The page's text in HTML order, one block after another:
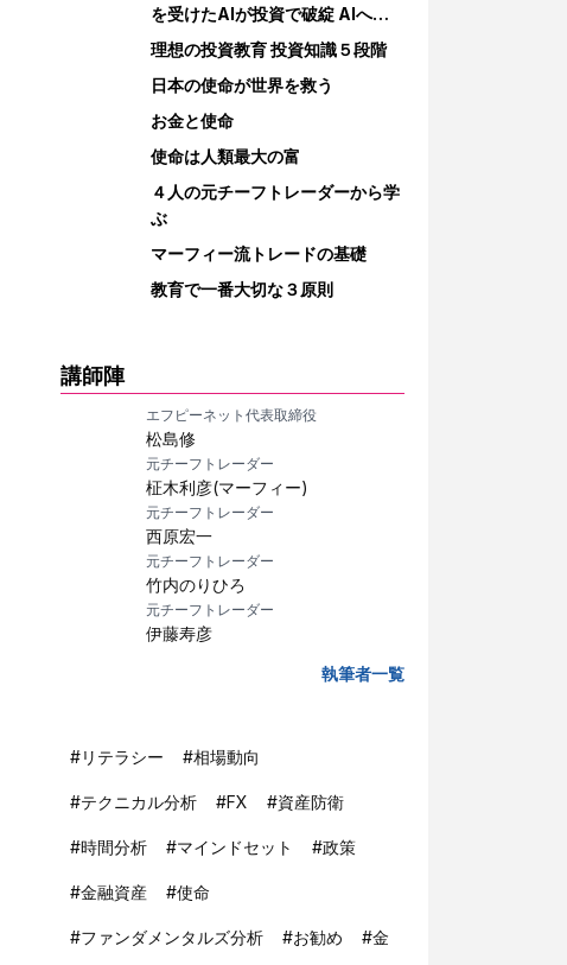
を受けたAIが投資で破綻 AIへの
教育
理想の投資教育 投資知識５段階
日本の使命が世界を救う
お金と使命
使命は人類最大の富
４人の元チーフトレーダーから学
ぶ
マーフィー流トレードの基礎
教育で一番大切な３原則
講師陣
エフピーネット代表取締役
松島修
元チーフトレーダー
柾木利彦(マーフィー)
元チーフトレーダー
西原宏一
元チーフトレーダー
竹内のりひろ
元チーフトレーダー
伊藤寿彦
執筆者一覧
#リテラシー #相場動向
#テクニカル分析 #FX #資産防衛
#時間分析 #マインドセット #政策
#金融資産 #使命
#ファンダメンタルズ分析 #お勧め #金